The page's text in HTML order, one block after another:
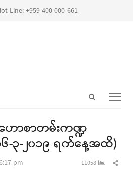
Line: +959 400 000 661
Open
ာစာတမ်းကဏ္ဍ
၆-၃-၂၀၁၉ ရက်နေ့အထိ)
pm
11058